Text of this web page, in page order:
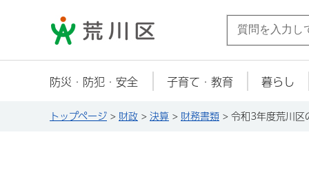
荒川区
防災・防犯・安全 子育て・教育 暮らし
トップページ > 財政 > 決算 > 財務書類 > 令和3年度荒川区